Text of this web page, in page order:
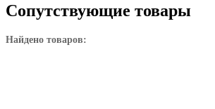
Сопутствующие товары
Найдено товаров: